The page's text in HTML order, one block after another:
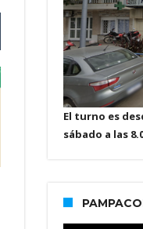
El turno es
sábado a las